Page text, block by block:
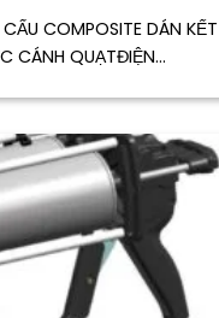
COMPOSITE DÁN KẾT
CÁNH QUẠTĐIỆN...